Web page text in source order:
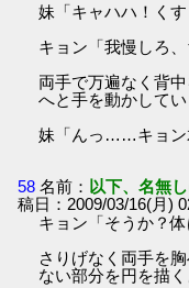
妹「キャハハ！くす
キョン「我慢しろ、
両手で万遍なく背
へと手を動かしてい
妹「んっ……キョン
58 名前： 以下、名無
稿日：2009/03/16(月)
キョン「そうか？
さりげなく両手を
ない部分を円を描